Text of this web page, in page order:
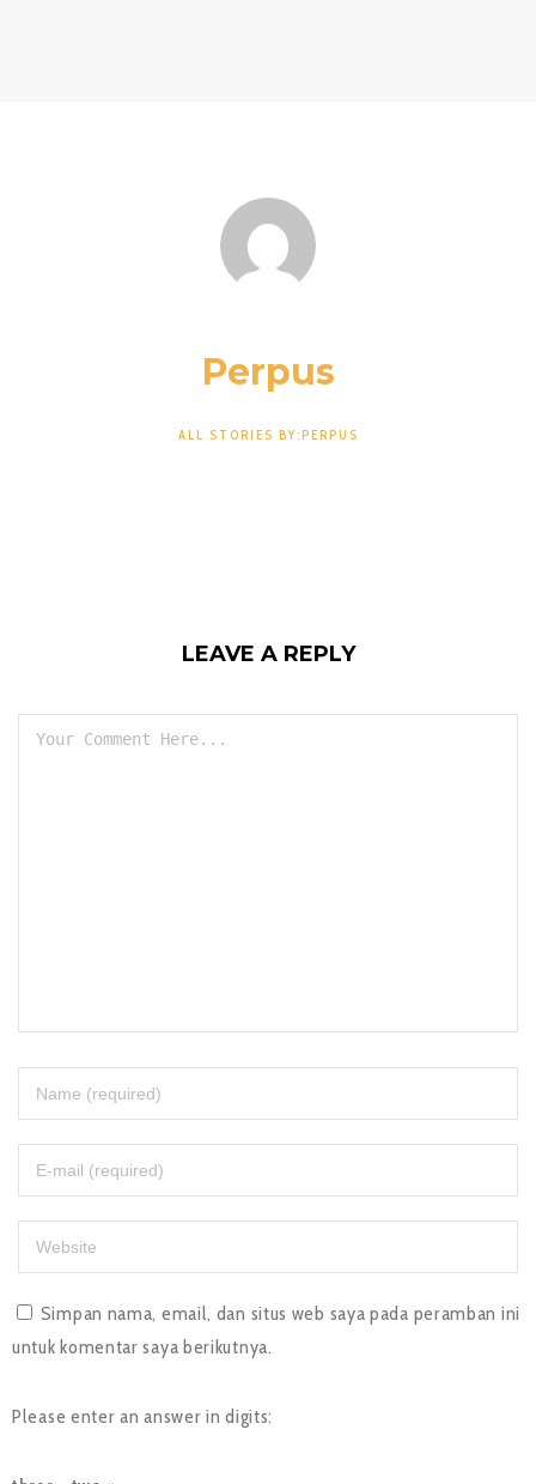
Perpus
ALL STORIES BY:PERPUS
LEAVE A REPLY
Simpan nama, email, dan situs web saya pada peramban ini
untuk komentar saya berikutnya.
Please enter an answer in digits: